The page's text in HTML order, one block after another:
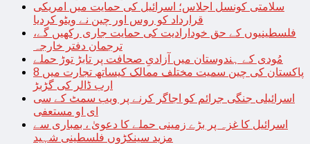
سلامتی کونسل اجلاس؛ اسرائیل کی حمایت میں امریکی
قرارداد کو روس اور چین نے ویٹو کردیا
فلسطینیوں کے حق خودارادیت کی حمایت جاری رکھیں گے،
ترجمان دفتر خارجہ
مُودی کے ہندوستان میں آزادیِ صحافت پر تابڑ توڑ حملے
پاکستان کی چین سمیت مختلف ممالک کیساتھ تجارت میں 8
ارب ڈالر کی گڑبڑ
اسرائیلی جنگی جرائم کو اجاگر کرنے پر ویب سمٹ کے سی
ای او مستعفی
اسرائیل کا غزہ پر بڑے زمینی حملے کا دعویٰ ، بمباری سے
مزید سینکڑوں فلسطینی شہید